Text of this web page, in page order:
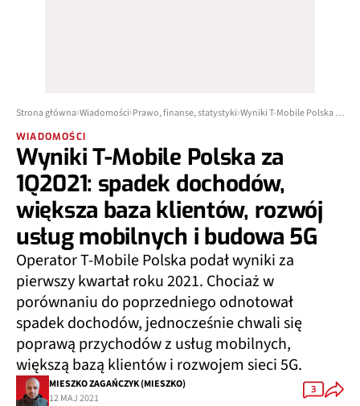
Strona główna Wiadomości Prawo, finanse, statystyki Wyniki T-Mobile Polska za 1Q2021: spadek dochodów, większa baza klientów, rozwój usług mobilnych i budowa 5G
WIADOMOŚCI
Wyniki T-Mobile Polska za
1Q2021: spadek dochodów,
większa baza klientów, rozwój
usług mobilnych i budowa 5G
Operator T-Mobile Polska podał wyniki za
pierwszy kwartał roku 2021. Chociaż w
porównaniu do poprzedniego odnotował
spadek dochodów, jednocześnie chwali się
poprawą przychodów z usług mobilnych,
większą bazą klientów i rozwojem sieci 5G.
MIESZKO ZAGAŃCZYK (MIESZKO)
12 MAJ 2021
3